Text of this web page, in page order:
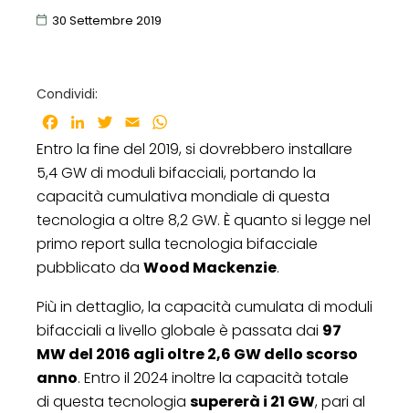
30 Settembre 2019
Condividi:
Facebook
LinkedInTwitter
Email
Entro la fine del 2019, si dovrebbero installare
5,4 GW di moduli bifacciali, portando la
capacità cumulativa mondiale di questa
tecnologia a oltre 8,2 GW. È quanto si legge nel
primo report sulla tecnologia bifacciale
pubblicato da Wood Mackenzie.
Più in dettaglio, la capacità cumulata di moduli
bifacciali a livello globale è passata dai 97
MW del 2016 agli oltre 2,6 GW dello scorso
anno. Entro il 2024 inoltre la capacità totale
di questa tecnologia supererà i 21 GW, pari al